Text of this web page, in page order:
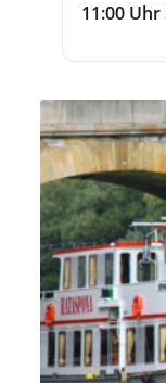
11:00